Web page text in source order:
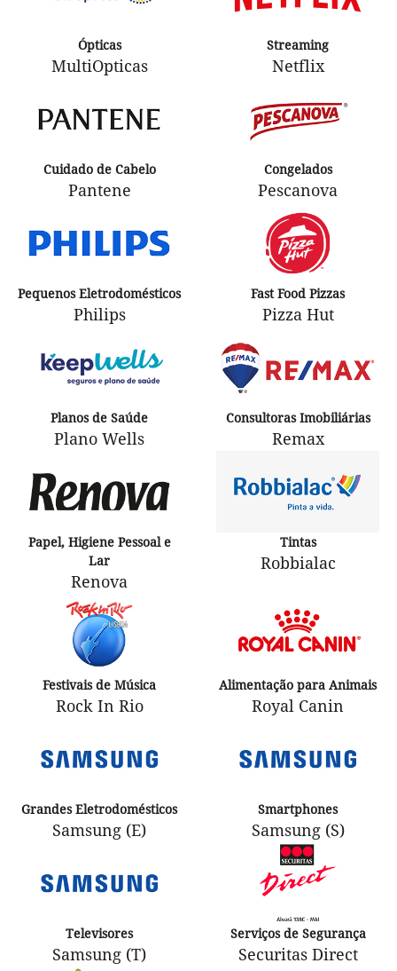
Ópticas
MultiOpticas
Streaming
Netflix
Cuidado de Cabelo
Pantene
Congelados
Pescanova
Pequenos Eletrodomésticos
Philips
Fast Food Pizzas
Pizza Hut
Planos de Saúde
Plano Wells
Consultoras Imobiliárias
Remax
Papel, Higiene Pessoal e
Lar
Renova
Tintas
Robbialac
Festivais de Música
Rock In Rio
Alimentação para Animais
Royal Canin
Grandes Eletrodomésticos
Samsung (E)
Smartphones
Samsung (S)
Televisores
Samsung (T)
Serviços de Segurança
Securitas Direct